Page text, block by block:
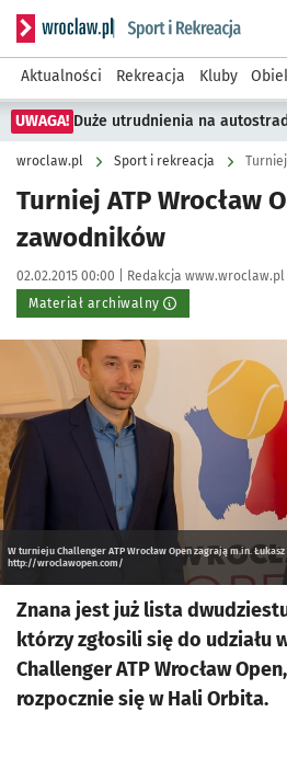
Serwis informacyjny wroclaw.pl
Aktualności Rekreacja Kluby
UWAGA! Duże utrudnienia na
wroclaw.pl Sport i rekreacja
Turniej ATP Wrocław
zawodników
Data publikacji:
02.02.2015 00:00 | Autor:
Redakcja www.wroclaw.pl
Materiał archiwalny
Kliknij, aby powiększyć
W turnieju Challenger ATP Wrocław Open zagrają m.in.
http://wroclawopen.com/
Znana jest już lista
którzy zgłosili się do
Challenger ATP Wrocław
rozpocznie się w Hali Orbita.